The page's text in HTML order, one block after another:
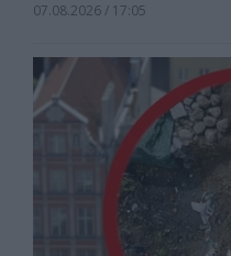
07.08.2026 / 17:05